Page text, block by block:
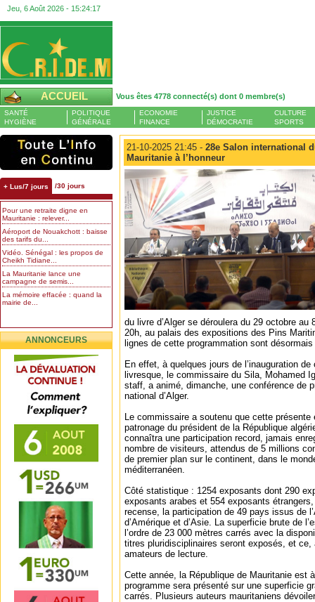
Jeu, 6 Août 2026 - 15:24:18
ACCUEIL Vous êtes 4778 connecté(s) dont 0 membre(s)
SANTÉ
HYGIÈNE
POLITIQUE
GÉNÉRALE
ECONOMIE
FINANCE
JUSTICE
DÉMOCRATIE
CULTURE
SPORTS
+ Lus/7 jours /30 jours
Pour une retraite digne en
Mauritanie : relever...
Aéroport de Nouakchott : baisse
des tarifs du...
Vidéo. Sénégal : les propos de
Cheikh Tidiane...
La Mauritanie lance une
campagne de semis...
La mémoire effacée : quand la
mairie de...
ANNONCEURS
21-10-2025 21:45 - 28e Salon international
Mauritanie à l’honneur
du livre d’Alger se déroulera du 29 octobre au
20h, au palais des expositions des Pins
lignes de cette programmation sont
En effet, à quelques jours de l’inauguration
livresque, le commissaire du Sila, Mohamed
staff, a animé, dimanche, une conférence de
national d’Alger.
Le commissaire a soutenu que cette
patronage du président de la République
connaîtra une participation record, jamais
nombre de visiteurs, attendus de 5 millions
de premier plan sur le continent, dans le
méditerranéen.
Côté statistique : 1254 exposants dont 290
exposants arabes et 554 exposants
recense, la participation de 49 pays issus de
d’Amérique et d’Asie. La superficie brute de
l’ordre de 23 000 mètres carrés avec la
titres pluridisciplinaires seront exposés, et ce,
amateurs de lecture.
Cette année, la République de Mauritanie est
programme sera présenté sur une superficie
carrés. Plusieurs auteurs mauritaniens